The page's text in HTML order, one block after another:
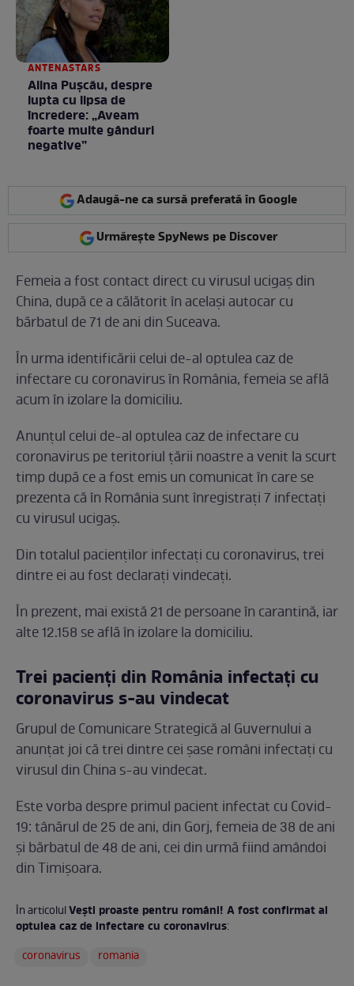
ANTENASTARS
Alina Pușcău, despre
lupta cu lipsa de
încredere: „Aveam
foarte multe gânduri
negative”
Adaugă-ne ca sursă preferată în Google
Urmărește SpyNews pe Discover
Femeia a fost contact direct cu virusul ucigaş din
China, după ce a călătorit în acelaşi autocar cu
bărbatul de 71 de ani din Suceava.
În urma identificării celui de-al optulea caz de
infectare cu coronavirus în România, femeia se află
acum în izolare la domiciliu.
Anunţul celui de-al optulea caz de infectare cu
coronavirus pe teritoriul ţării noastre a venit la scurt
timp după ce a fost emis un comunicat în care se
prezenta că în România sunt înregistraţi 7 infectaţi
cu virusul ucigaş.
Din totalul pacienţilor infectaţi cu coronavirus, trei
dintre ei au fost declaraţi vindecaţi.
În prezent, mai există 21 de persoane în carantină, iar
alte 12.158 se află în izolare la domiciliu.
Trei pacienţi din România infectaţi cu
coronavirus s-au vindecat
Grupul de Comunicare Strategică al Guvernului a
anunţat joi că trei dintre cei şase români infectaţi cu
virusul din China s-au vindecat.
Este vorba despre primul pacient infectat cu Covid-
19: tânărul de 25 de ani, din Gorj, femeia de 38 de ani
şi bărbatul de 48 de ani, cei din urmă fiind amândoi
din Timişoara.
În articolulVeşti proaste pentru români! A fost confirmat al
optulea caz de infectare cu coronavirus:
coronavirus
romania